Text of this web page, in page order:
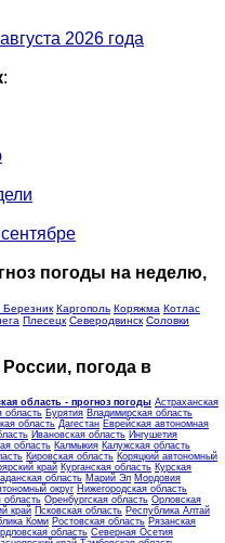
2026 года
:
погоды на неделю,
Березник Каргополь Коряжма Котлас
Плесецк Северодвинск Соловки
погода в
область - прогноз погоды Астраханская
область Бурятия Владимирская область
область Дагестан Еврейская автономная
Ивановская область Ингушетия
область Калмыкия Калужская область
Кировская область Коряцкий автономный
край Курганская область Курская
область Марий Эл Мордовия
округ Нижегородская область
область Оренбургская область Орловская
край Псковская область Республика Алтай
Коми Ростовская область Рязанская
область Северная Осетия